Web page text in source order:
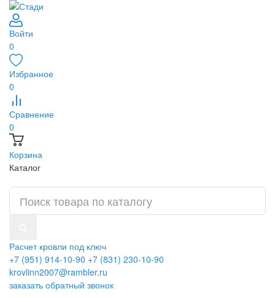
Войти
0
Избранное
0
Сравнение
0
Корзина
Каталог
Расчет кровли под ключ
+7 (951) 914-10-90 +7 (831) 230-10-90
krovlinn2007@rambler.ru
заказать обратный звонок